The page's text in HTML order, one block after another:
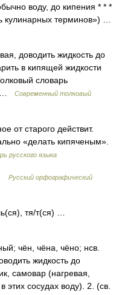
воду, до кипения * * *
терминов») …
доводить жидкость до
в кипящей жидкости
словарь
…
Современный толковый
от старого действит.
«делать кипяченым».
русского языка
Русский орфографический
тя/т(ся) …
чён, чёна, чёно; нсв.
жидкость до
самовар (нагревая,
сосудах воду). 2. (св.